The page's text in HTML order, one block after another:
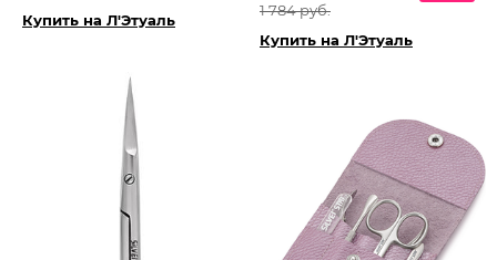
Купить на Л'Этуаль
1 784 руб.
Купить на Л'Этуаль